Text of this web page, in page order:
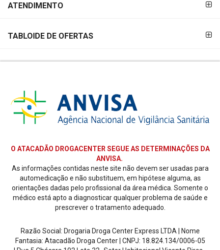
ATENDIMENTO
TABLOIDE DE OFERTAS
O ATACADÃO DROGACENTER SEGUE AS DETERMINAÇÕES DA
ANVISA.
As informações contidas neste site não devem ser usadas para
automedicação e não substituem, em hipótese alguma, as
orientações dadas pelo profissional da área médica. Somente o
médico está apto a diagnosticar qualquer problema de saúde e
prescrever o tratamento adequado.
Razão Social: Drogaria Droga Center Express LTDA | Nome
Fantasia: Atacadão Droga Center | CNPJ: 18.824.134/0006-05